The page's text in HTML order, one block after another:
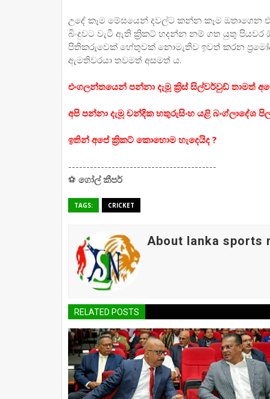
උදේ කෑම මේසයෙන් දවල්ට කන්න කෑම
බිංදුවට වැටී ඇති ක්‍රිකට් හදන්න නම් ගත යුතු
පිතිකරුවෙක් හේතුවක් නොමැතිව ඉවත් කරන
ඇමතිවරයා තවමත් අසමත් ය.
එංගලන්තයෙන් පන්නා දැමූ ක්‍රිස් සිල්වර්වුඩ් තාමත්
අපි පන්නා දැමූ චන්දික හතුරුසිංහ යළි බංග්ලාදේශ
ඉතින් අපේ ක්‍රිකට් කොහොම හැදෙයිද ?
-----------------------------------------
⚽ ගෝල් කීපර්
TAGS: CRICKET
About lanka sports
RELATED POSTS